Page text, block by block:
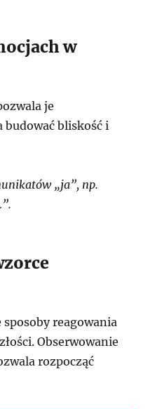
w
je
budować bliskość i
„ja”, np.
reagowania
Obserwowanie
rozpocząć